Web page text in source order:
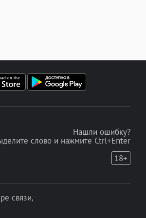
Нашли ошибку?
слово и нажмите Ctrl+Enter
18+
связи,